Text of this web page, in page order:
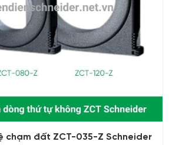
chạm đất ZCT-035-Z Schneider